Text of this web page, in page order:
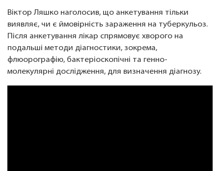
Віктор Ляшко наголосив, що анкетування тільки
виявляє, чи є ймовірність зараження на туберкульоз.
Після анкетування лікар спрямовує хворого на
подальші методи діагностики, зокрема,
флюорографію, бактеріоскопічні та генно-
молекулярні дослідження, для визначення діагнозу.